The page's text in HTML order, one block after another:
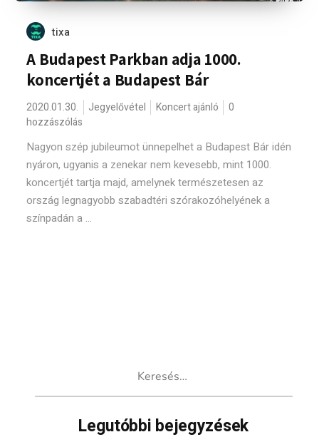
tixa
A Budapest Parkban adja 1000.
koncertjét a Budapest Bár
2020.01.30. Jegyelővétel Koncert ajánló
0
hozzászólás
Nagyon szép jubileumot ünnepelhet a Budapest Bár idén
nyáron, ugyanis a zenekar nem kevesebb, mint 1000.
koncertjét tartja majd, amelynek természetesen az
ország legnagyobb szabadtéri szórakozóhelyének a
színpadán a ...
Legutóbbi bejegyzések